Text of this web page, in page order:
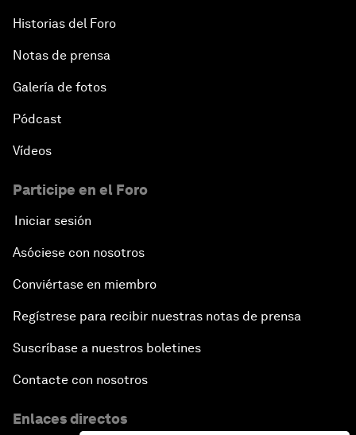
Historias del Foro
Notas de prensa
Galería de fotos
Pódcast
Vídeos
Participe en el Foro
Iniciar sesión
Asóciese con nosotros
Conviértase en miembro
Regístrese para recibir nuestras notas de prensa
Suscríbase a nuestros boletines
Contacte con nosotros
Enlaces directos